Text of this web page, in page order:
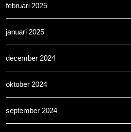
februari 2025
januari 2025
december 2024
oktober 2024
september 2024